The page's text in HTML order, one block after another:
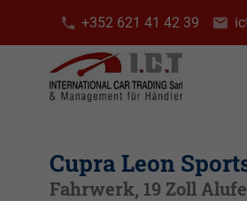
+352 621 41 42 39
Cupra Leon
Fahrwerk, 19 Zoll